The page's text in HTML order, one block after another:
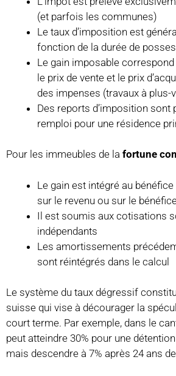
(et parfois les communes)
Le taux d’imposition est
fonction de la durée de
Le gain imposable
le prix de vente et le prix
des impenses (travaux à plus-
Des reports d’imposition sont
remploi pour une résidence
Pour les immeubles de la fortune
Le gain est intégré au
sur le revenu ou sur le
Il est soumis aux cotisations
indépendants
Les amortissements
sont réintégrés dans le calcul
Le système du taux dégressif
suisse qui vise à décourager la
court terme. Par exemple, dans le
peut atteindre 30% pour une
mais descendre à 7% après 24 ans